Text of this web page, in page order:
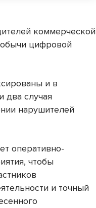
коммерческой
цифровой
и в
два случая
нарушителей
оперативно-
чтобы
и точный